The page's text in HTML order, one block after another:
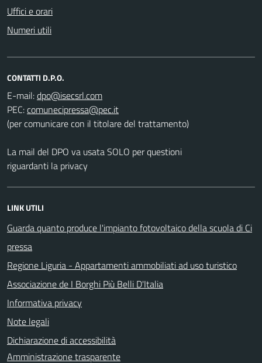
Uffici e orari
Numeri utili
CONTATTI D.P.O.
E-mail:
PEC:
(per comunicare con il titolare del trattamento)
La mail del DPO va usata SOLO per questioni
riguardanti la privacy
LINK UTILI
Guarda quanto produce l'impianto fotovoltaico della scuola di Ci
pressa
Regione Liguria - Appartamenti ammobiliati ad uso turistico
Associazione de I Borghi Più Belli D'Italia
Informativa privacy
Note legali
Dichiarazione di accessibilità
Amministrazione trasparente